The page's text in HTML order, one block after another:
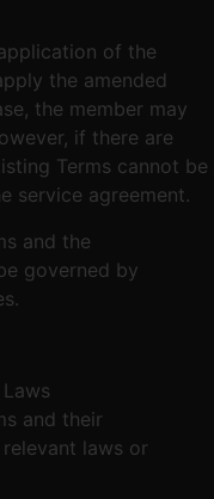
of the
the amended
the member may
if there are
Terms cannot be
service agreement.
and the
governed by
and their
laws or